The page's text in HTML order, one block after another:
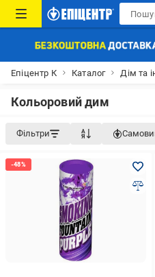
Епіцентр К Каталог Дім та
Кольоровий дим
Фільтри